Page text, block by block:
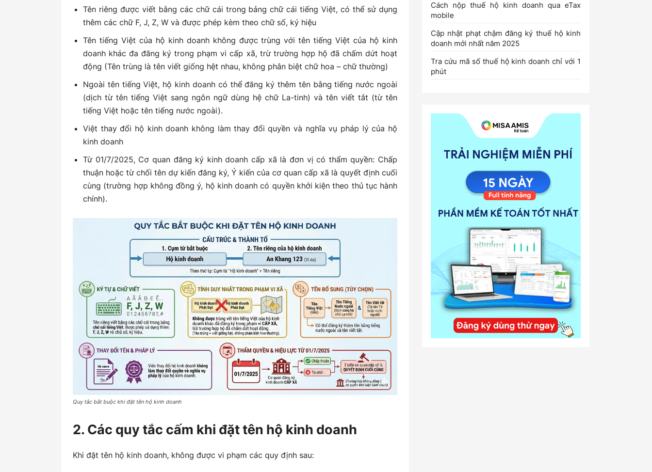
Tên riêng được viết bằng các chữ cái trong bảng chữ cái tiếng Việt, có thể sử dụng
thêm các chữ F, J, Z, W và được phép kèm theo chữ số, ký hiệu
Tên tiếng Việt của hộ kinh doanh không được trùng với tên tiếng Việt của hộ kinh
doanh khác đa đăng ký trong phạm vi cấp xã, trừ trường hợp hộ đã chấm dứt hoạt
động (Tên trùng là tên viết giống hệt nhau, không phân biệt chữ hoa – chữ thường)
Ngoài tên tiếng Việt, hộ kinh doanh có thể đăng ký thêm tên bằng tiếng nước ngoài
(dịch từ tên tiếng Việt sang ngôn ngữ dùng hệ chữ La-tinh) và tên viết tắt (từ tên
tiếng Việt hoặc tên tiếng nước ngoài).
Việt thay đổi hộ kinh doanh không làm thay đổi quyền và nghĩa vụ pháp lý của hộ
kinh doanh
Từ 01/7/2025, Cơ quan đăng ký kinh doanh cấp xã là đơn vị có thẩm quyền: Chấp
thuận hoặc từ chối tên dự kiến đăng ký, Ý kiến của cơ quan cấp xã là quyết định cuối
cùng (trường hợp không đồng ý, hộ kinh doanh có quyền khởi kiện theo thủ tục hành
chính).
Quy tắc bắt buộc khi đặt tên hộ kinh doanh
2. Các quy tắc cấm khi đặt tên hộ kinh doanh
Khi đặt tên hộ kinh doanh, không được vi phạm các quy định sau:
Cách nộp thuế hộ kinh doanh qua eTax
mobile
Cập nhật phạt chậm đăng ký thuế hộ kinh
doanh mới nhất năm 2025
Tra cứu mã số thuế hộ kinh doanh chỉ với 1
phút